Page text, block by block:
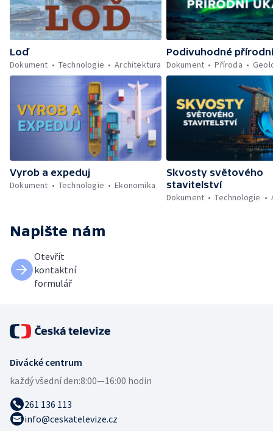
Loď
Dokument
Technologie Architektura
Podivuhodné
Dokument
Příroda
Vyrob a expeduj
Dokument
Technologie Ekonomika
Skvosty světového
stavitelství
Dokument
Technologie
Napište nám
Otevřít
kontaktní
formulář
Divácké centrum
každý všední den:8:00—16:00 hodin
261 136 113
info@ceskatelevize.cz